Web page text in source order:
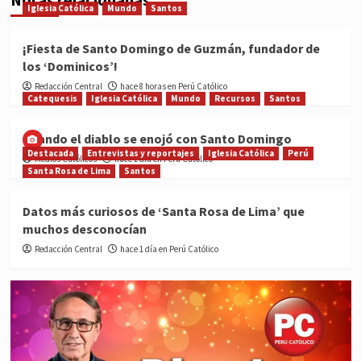
Iglesia Católica Mundo Santos
¡Fiesta de Santo Domingo de Guzmán, fundador de
los ‘Dominicos’!
Redacción Central
hace 8 horas en Perú Católico
Catequesis
Iglesia Católica Mundo Recursos Santos
Cuando el diablo se enojó con Santo Domingo
Medios Católicos hace 1 día en Perú Católico
Destacada Entrevistas y reportajes Iglesia Católica
Perú
Santa Rosa de Lima
Santos
Datos más curiosos de ‘Santa Rosa de Lima’ que
muchos desconocían
Redacción Central hace 1 día en Perú Católico